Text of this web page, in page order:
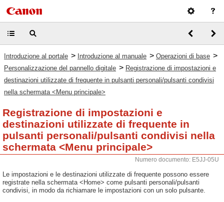
Introduzione al portale > Introduzione al manuale > Operazioni di base >
Personalizzazione del pannello digitale > Registrazione di impostazioni e
destinazioni utilizzate di frequente in pulsanti personali/pulsanti condivisi
nella schermata <Menu principale>
Registrazione di impostazioni e
destinazioni utilizzate di frequente in
pulsanti personali/pulsanti condivisi nella
schermata <Menu principale>
Numero documento: E5JJ-05U
Le impostazioni e le destinazioni utilizzate di frequente possono essere
registrate nella schermata <Home> come pulsanti personali/pulsanti
condivisi, in modo da richiamare le impostazioni con un solo pulsante.